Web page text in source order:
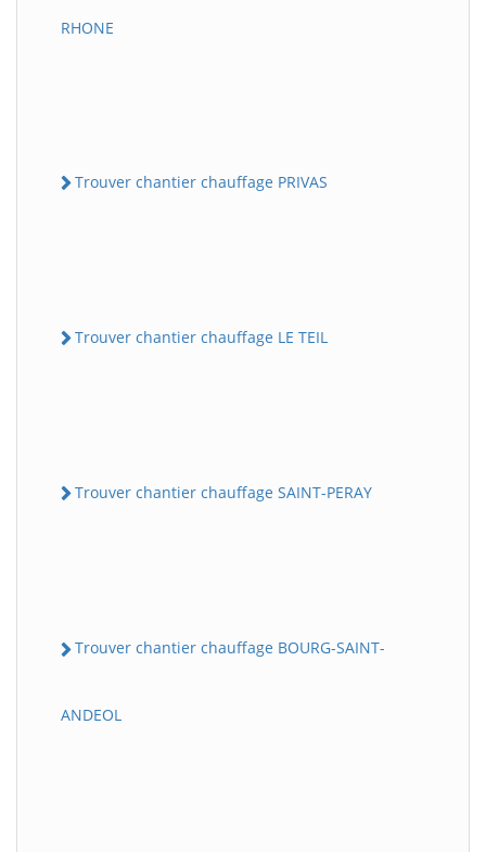
RHONE
Trouver chantier chauffage PRIVAS
Trouver chantier chauffage LE TEIL
Trouver chantier chauffage SAINT-PERAY
Trouver chantier chauffage BOURG-SAINT-
ANDEOL